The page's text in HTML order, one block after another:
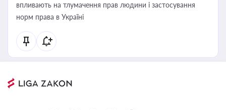
впливають на тлумачення прав людини і застосування
норм права в Україні